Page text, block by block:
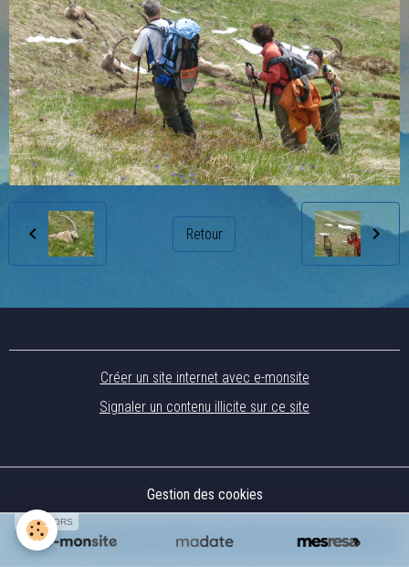
Retour
Créer un site internet avec e-monsite
Signaler un contenu illicite sur ce site
Gestion des cookies
SPONSORS